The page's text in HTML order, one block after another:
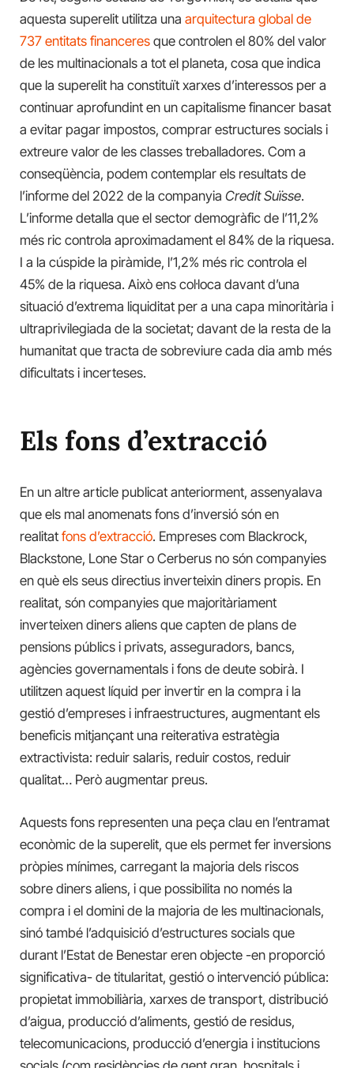
aquesta superelit utilitza una arquitectura global de
737 entitats financeres que controlen el 80% del valor
de les multinacionals a tot el planeta, cosa que indica
que la superelit ha constituït xarxes d’interessos per a
continuar aprofundint en un capitalisme financer basat
a evitar pagar impostos, comprar estructures socials i
extreure valor de les classes treballadores. Com a
conseqüència, podem contemplar els resultats de
l’informe del 2022 de la companyia Credit Suïsse.
L’informe detalla que el sector demogràfic de l’11,2%
més ric controla aproximadament el 84% de la riquesa.
I a la cúspide la piràmide, l’1,2% més ric controla el
45% de la riquesa. Això ens col·loca davant d’una
situació d’extrema liquiditat per a una capa minoritària i
ultraprivilegiada de la societat; davant de la resta de la
humanitat que tracta de sobreviure cada dia amb més
dificultats i incerteses.
Els fons d’extracció
En un altre article publicat anteriorment, assenyalava
que els mal anomenats fons d’inversió són en
realitat fons d’extracció. Empreses com Blackrock,
Blackstone, Lone Star o Cerberus no són companyies
en què els seus directius inverteixin diners propis. En
realitat, són companyies que majoritàriament
inverteixen diners aliens que capten de plans de
pensions públics i privats, asseguradors, bancs,
agències governamentals i fons de deute sobirà. I
utilitzen aquest líquid per invertir en la compra i la
gestió d’empreses i infraestructures, augmentant els
beneficis mitjançant una reiterativa estratègia
extractivista: reduir salaris, reduir costos, reduir
qualitat… Però augmentar preus.
Aquests fons representen una peça clau en l’entramat
econòmic de la superelit, que els permet fer inversions
pròpies mínimes, carregant la majoria dels riscos
sobre diners aliens, i que possibilita no només la
compra i el domini de la majoria de les multinacionals,
sinó també l’adquisició d’estructures socials que
durant l’Estat de Benestar eren objecte -en proporció
significativa- de titularitat, gestió o intervenció pública:
propietat immobiliària, xarxes de transport, distribució
d’aigua, producció d’aliments, gestió de residus,
telecomunicacions, producció d’energia i institucions